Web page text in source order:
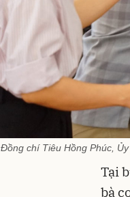
Đồng chí Tiêu Hồng Phúc,
Tại
bà